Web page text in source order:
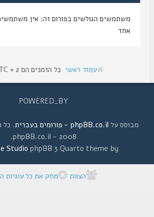
משתמשים הגולשים בפורום זה: אין משתמשים
עמוד ראשי כל הזמנים הם UTC + 2 שעות
POWERED_BY
מבוסס עלphpBB.co.il - פורומים בעברית
. כל
2008 - phpBB.co.il.
phpBB 3 Quarto theme by
Studio
הצוות מחק את כל עוגיות